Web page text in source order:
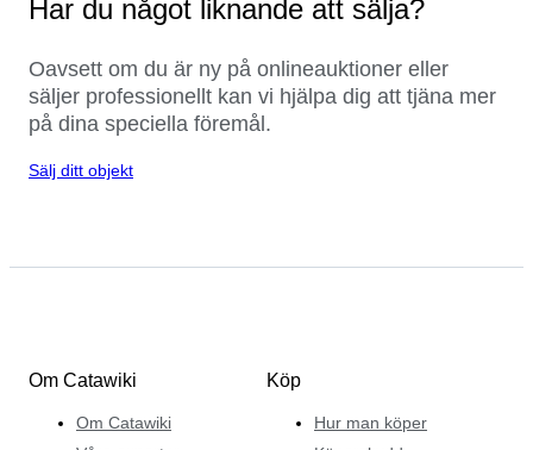
Har du något liknande att sälja?
Oavsett om du är ny på onlineauktioner eller
säljer professionellt kan vi hjälpa dig att tjäna mer
på dina speciella föremål.
Sälj ditt objekt
Om Catawiki
Om Catawiki
Köp
Hur man köper